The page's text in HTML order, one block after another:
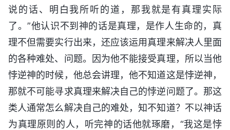
说的话、明白我所听的道，那我就是有真理实际
了。”他认识不到神的话是真理，是作人生命的，真
理不但需要实行出来，还应该运用真理来解决人里面
的各种难处、问题。因为他不能接受真理，所以当他
悖逆神的时候，他总会讲理，他不知道这是悖逆神，
那就不可能寻求真理来解决自己的悖逆问题了。那这
类人通常怎么解决自己的难处，知不知道？不以神话
为真理原则的人，听完神的话他就琢磨，“我这是悖